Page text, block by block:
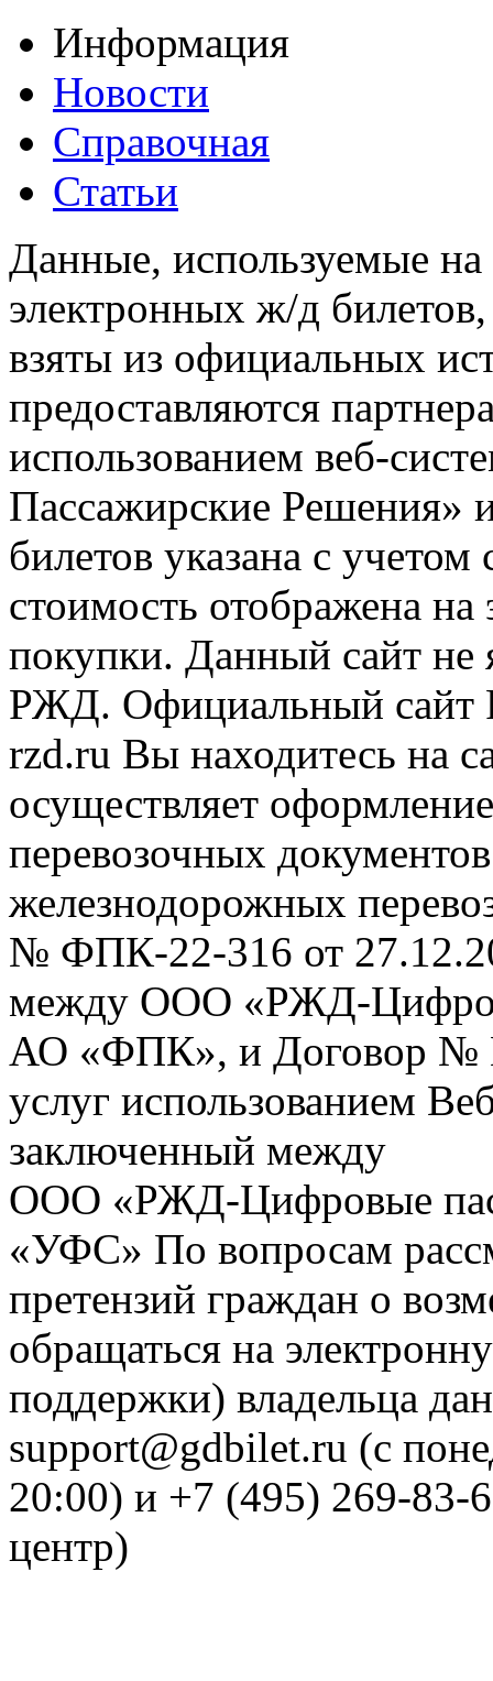
Информация
Новости
Справочная
Статьи
Данные, используемые
электронных ж/д
взяты из официальных
предоставляются
использованием веб-
Пассажирские
билетов указана с
стоимость отображена
покупки. Данный сайт не
РЖД. Официальный сайт
rzd.ru Вы находитесь на
осуществляет
перевозочных
железнодорожных
№ ФПК-22-316 от
между ООО «РЖД-
АО «ФПК», и Договор №
услуг использованием
заключенный между
ООО «РЖД-Цифровые
«УФС» По вопросам
претензий граждан о
обращаться на
поддержки) владельца
support@gdbilet.ru (с
20:00) и +7 (495) 269-83-
центр)